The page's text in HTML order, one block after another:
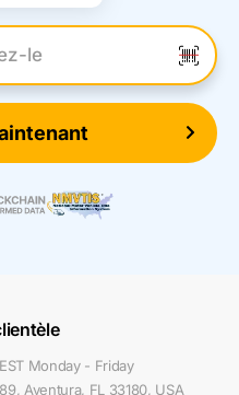
Monday - Friday
Aventura, FL 33180, USA